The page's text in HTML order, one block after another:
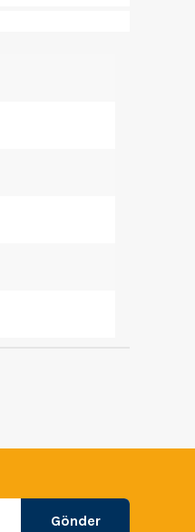
Gönder